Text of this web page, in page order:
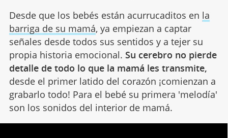
Desde que los bebés están acurrucaditos en la
barriga de su mamá, ya empiezan a captar
señales desde todos sus sentidos y a tejer su
propia historia emocional. Su cerebro no pierde
detalle de todo lo que la mamá les transmite,
desde el primer latido del corazón ¡comienzan a
grabarlo todo! Para el bebé su primera 'melodía'
son los sonidos del interior de mamá.